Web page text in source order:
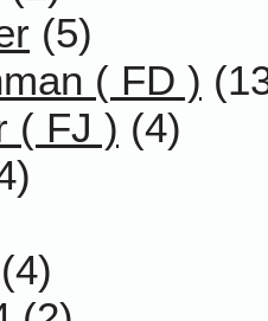
(5)
( FD )
( FJ ) (4)
(4)